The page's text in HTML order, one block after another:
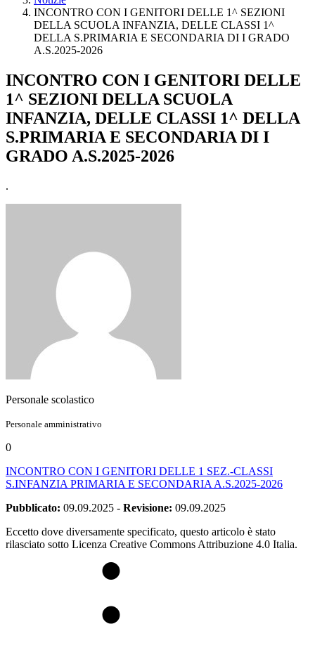
INCONTRO CON I GENITORI DELLE 1^ SEZIONI
DELLA SCUOLA INFANZIA, DELLE CLASSI 1^
DELLA S.PRIMARIA E SECONDARIA DI I GRADO
A.S.2025-2026
INCONTRO CON I GENITORI DELLE
1^ SEZIONI DELLA SCUOLA
INFANZIA, DELLE CLASSI 1^ DELLA
S.PRIMARIA E SECONDARIA DI I
GRADO A.S.2025-2026
.
Personale scolastico
Personale amministrativo
0
INCONTRO CON I GENITORI DELLE 1 SEZ.-CLASSI
S.INFANZIA PRIMARIA E SECONDARIA A.S.2025-2026
Pubblicato: 09.09.2025 - Revisione: 09.09.2025
Eccetto dove diversamente specificato, questo articolo è stato
rilasciato sotto Licenza Creative Commons Attribuzione 4.0 Italia.